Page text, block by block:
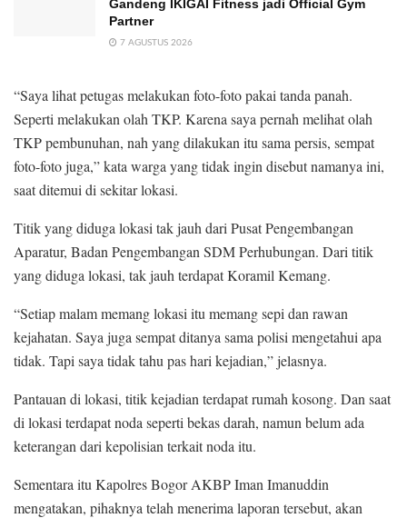
Gandeng IKIGAI Fitness jadi Official Gym
Partner
7 AGUSTUS 2026
“Saya lihat petugas melakukan foto-foto pakai tanda panah.
Seperti melakukan olah TKP. Karena saya pernah melihat olah
TKP pembunuhan, nah yang dilakukan itu sama persis, sempat
foto-foto juga,” kata warga yang tidak ingin disebut namanya ini,
saat ditemui di sekitar lokasi.
Titik yang diduga lokasi tak jauh dari Pusat Pengembangan
Aparatur, Badan Pengembangan SDM Perhubungan. Dari titik
yang diduga lokasi, tak jauh terdapat Koramil Kemang.
“Setiap malam memang lokasi itu memang sepi dan rawan
kejahatan. Saya juga sempat ditanya sama polisi mengetahui apa
tidak. Tapi saya tidak tahu pas hari kejadian,” jelasnya.
Pantauan di lokasi, titik kejadian terdapat rumah kosong. Dan saat
di lokasi terdapat noda seperti bekas darah, namun belum ada
keterangan dari kepolisian terkait noda itu.
Sementara itu Kapolres Bogor AKBP Iman Imanuddin
mengatakan, pihaknya telah menerima laporan tersebut, akan